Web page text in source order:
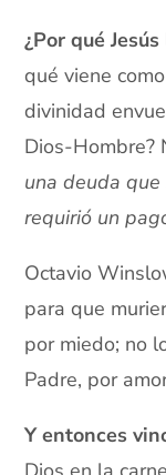
¿Por qué
qué viene
divinidad
Dios-Hombre?
una deuda
requirió un
Octavio
para que
por miedo; no
Padre, por
Y entonces